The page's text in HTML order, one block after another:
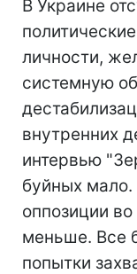
В Украине
личности,
системную
внутренних
интервью
буйных
оппозиции
меньше. Все
попытки